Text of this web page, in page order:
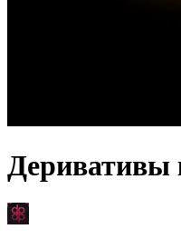
Деривативы